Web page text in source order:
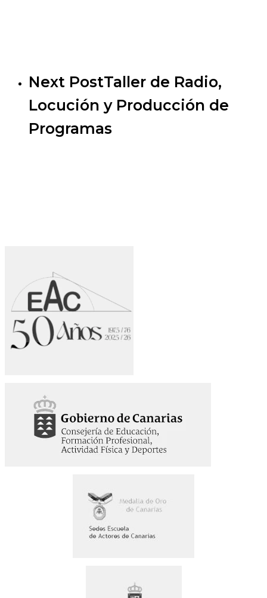
Next PostTaller de Radio,
Locución y Producción de
Programas